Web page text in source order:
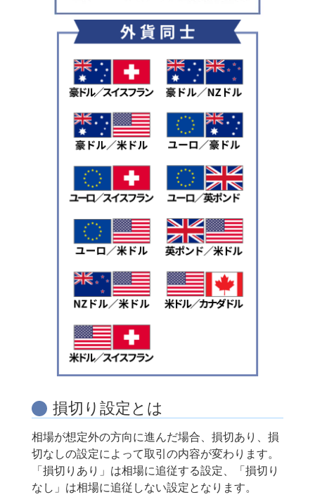
損切り設定とは
相場が想定外の方向に進んだ場合、損切あり、損
切なしの設定によって取引の内容が変わります。
「損切りあり」は相場に追従する設定、「損切り
なし」は相場に追従しない設定となります。